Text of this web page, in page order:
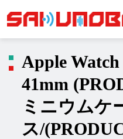
Apple Watch
41mm
ミニウムケ
ス/